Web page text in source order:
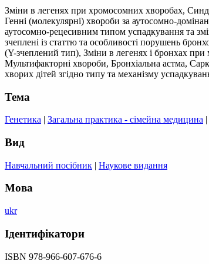
Зміни в легенях при хромосомних хворобах,
Генні (молекулярні) хвороби за аутосомно-
аутосомно-рецесивним типом успадкування та
зчеплені із статтю та особливості порушень
(Y-зчеплений тип), Зміни в легенях і бронхах
Мультифакторні хвороби, Бронхіальна астма,
хворих дітей згідно типу та механізму
Тема
Генетика | Загальна практика - сімейна медицина |
Вид
Навчальний посібник | Наукове видання
Мова
ukr
Ідентифікатори
ISBN 978-966-607-676-6